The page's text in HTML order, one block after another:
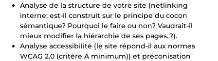
Analyse de la structure de votre site (netlinking
interne: est-il construit sur le principe du cocon
sémantique? Pourquoi le faire ou non? Vaudrait-il
mieux modifier la hiérarchie de ses pages..?).
Analyse accessibilité (le site répond-il aux normes
WCAG 2.0 (critère A minimum)) et préconisation